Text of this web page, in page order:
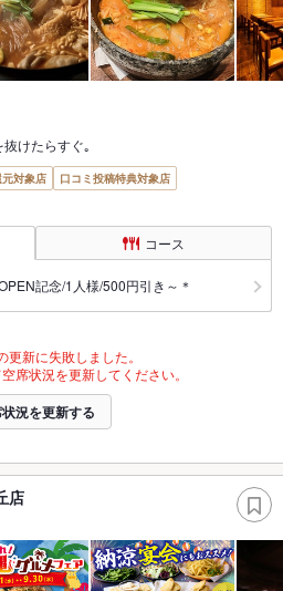
けたらすぐ｡
元対象店
口コミ投稿特典対象店
コース
記念/1人様/500円引き～＊
更新に失敗しました。
席状況を更新してください。
況を更新する
店